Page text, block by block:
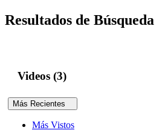
Resultados de Búsqueda
Videos (3)
Más Recientes
Más Vistos